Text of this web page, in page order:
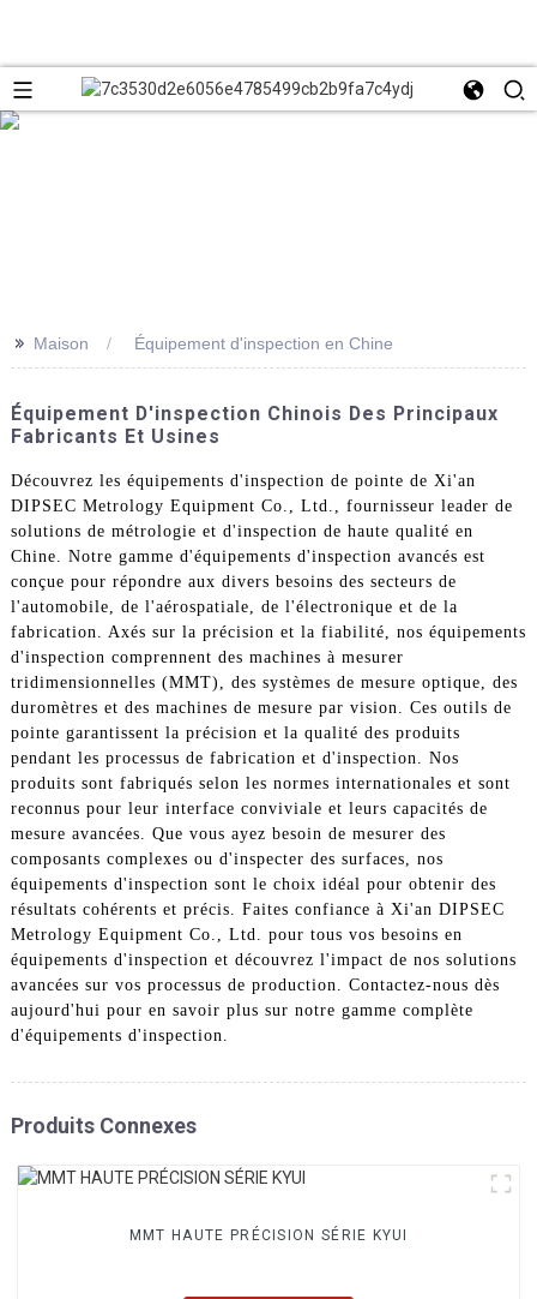
>> Maison Équipement d'inspection en Chine
Équipement D'inspection Chinois Des Principaux
Fabricants Et Usines
Découvrez les équipements d'inspection de pointe de Xi'an
DIPSEC Metrology Equipment Co., Ltd., fournisseur leader de
solutions de métrologie et d'inspection de haute qualité en
Chine. Notre gamme d'équipements d'inspection avancés est
conçue pour répondre aux divers besoins des secteurs de
l'automobile, de l'aérospatiale, de l'électronique et de la
fabrication. Axés sur la précision et la fiabilité, nos équipements
d'inspection comprennent des machines à mesurer
tridimensionnelles (MMT), des systèmes de mesure optique, des
duromètres et des machines de mesure par vision. Ces outils de
pointe garantissent la précision et la qualité des produits
pendant les processus de fabrication et d'inspection. Nos
produits sont fabriqués selon les normes internationales et sont
reconnus pour leur interface conviviale et leurs capacités de
mesure avancées. Que vous ayez besoin de mesurer des
composants complexes ou d'inspecter des surfaces, nos
équipements d'inspection sont le choix idéal pour obtenir des
résultats cohérents et précis. Faites confiance à Xi'an DIPSEC
Metrology Equipment Co., Ltd. pour tous vos besoins en
équipements d'inspection et découvrez l'impact de nos solutions
avancées sur vos processus de production. Contactez-nous dès
aujourd'hui pour en savoir plus sur notre gamme complète
d'équipements d'inspection.
Produits Connexes
MMT HAUTE PRÉCISION SÉRIE KYUI